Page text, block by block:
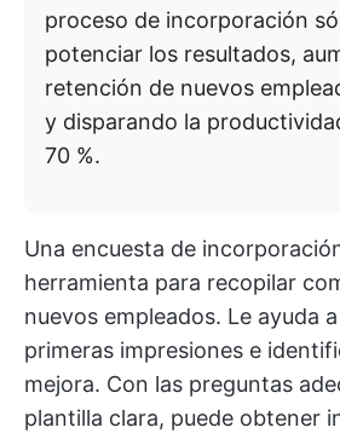
proceso de incorporación
potenciar los resultados,
retención de nuevos
y disparando la
70 %.
Una encuesta de
herramienta para recopilar
nuevos empleados. Le ayuda
primeras impresiones e
mejora. Con las preguntas
plantilla clara, puede obtener